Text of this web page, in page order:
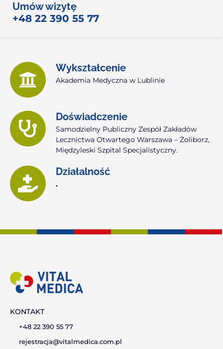
Umów wizytę
+48 22 390 55 77
Wykształcenie
Akademia Medyczna w Lublinie
Doświadczenie
Samodzielny Publiczny Zespół Zakładów
Lecznictwa Otwartego Warszawa – Żoliborz,
Międzyleski Szpital Specjalistyczny.
Działalność
.
KONTAKT
+48 22 390 55 77
rejestracja@vitalmedica.com.pl